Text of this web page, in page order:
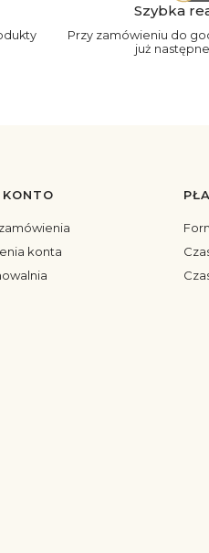
Szybka
Przy zamówieniu do
już
KONTO
konta